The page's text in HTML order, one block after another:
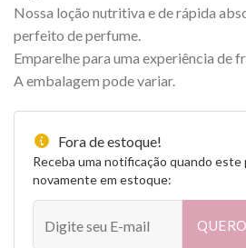
Nossa loção nutritiva e de rápida
perfeito de perfume.
Emparelhe para uma experiência de
A embalagem pode variar.
Fora de estoque!
Receba uma notificação quando
novamente em estoque: